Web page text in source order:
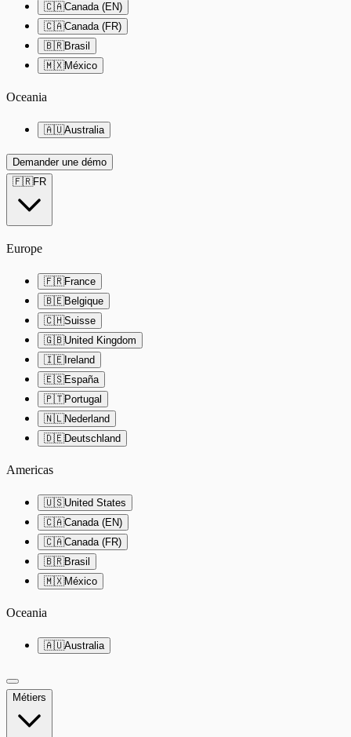
🇨🇦Canada (EN)
🇨🇦Canada (FR)
🇧🇷Brasil
🇲🇽México
Oceania
🇦🇺Australia
Demander une démo
🇫🇷FR
Europe
🇫🇷France
🇧🇪Belgique
🇨🇭Suisse
🇬🇧United Kingdom
🇮🇪Ireland
🇪🇸España
🇵🇹Portugal
🇳🇱Nederland
🇩🇪Deutschland
Americas
🇺🇸United States
🇨🇦Canada (EN)
🇨🇦Canada (FR)
🇧🇷Brasil
🇲🇽México
Oceania
🇦🇺Australia
Métiers